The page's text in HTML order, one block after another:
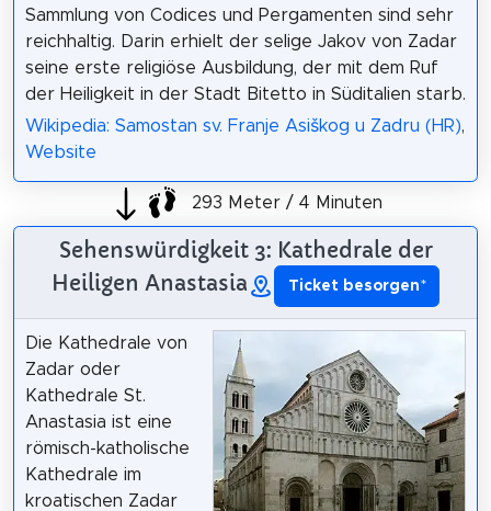
Sammlung von Codices und Pergamenten sind sehr
reichhaltig. Darin erhielt der selige Jakov von Zadar
seine erste religiöse Ausbildung, der mit dem Ruf
der Heiligkeit in der Stadt Bitetto in Süditalien starb.
Wikipedia: Samostan sv. Franje Asiškog u Zadru (HR),
Website
293 Meter / 4 Minuten
Sehenswürdigkeit 3: Kathedrale der
Heiligen Anastasia
Ticket besorgen*
Die Kathedrale von
Zadar oder
Kathedrale St.
Anastasia ist eine
römisch-katholische
Kathedrale im
kroatischen Zadar